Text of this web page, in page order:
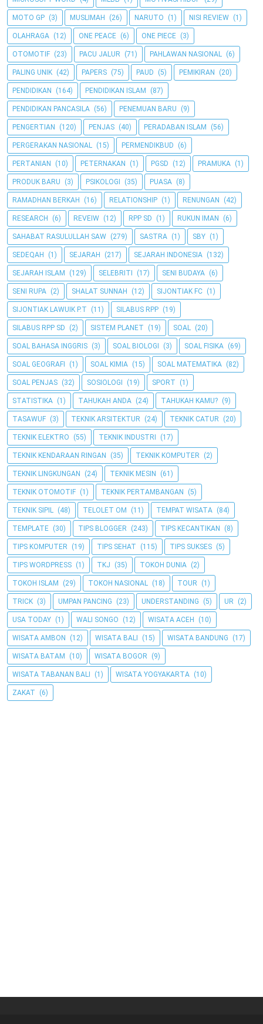
MOTO GP (3) MUSLIMAH (26) NARUTO (1) NISI REVIEW (1)
OLAHRAGA (12) ONE PEACE (6) ONE PIECE (3)
OTOMOTIF (23) PACU JALUR (71) PAHLAWAN NASIONAL (6)
PALING UNIK (42) PAPERS (75) PAUD (5) PEMIKIRAN (20)
PENDIDIKAN (164) PENDIDIKAN ISLAM (87)
PENDIDIKAN PANCASILA (56) PENEMUAN BARU (9)
PENGERTIAN (120) PENJAS (40) PERADABAN ISLAM (56)
PERGERAKAN NASIONAL (15) PERMENDIKBUD (6)
PERTANIAN (10) PETERNAKAN (1) PGSD (12) PRAMUKA (1)
PRODUK BARU (3) PSIKOLOGI (35) PUASA (8)
RAMADHAN BERKAH (16) RELATIONSHIP (1) RENUNGAN (42)
RESEARCH (6) REVEIW (12) RPP SD (1) RUKUN IMAN (6)
SAHABAT RASULULLAH SAW (279) SASTRA (1) SBY (1)
SEDEQAH (1) SEJARAH (217) SEJARAH INDONESIA (132)
SEJARAH ISLAM (129) SELEBRITI (17) SENI BUDAYA (6)
SENI RUPA (2) SHALAT SUNNAH (12) SIJONTIAK FC (1)
SIJONTIAK LAWUIK P.T (11) SILABUS RPP (19)
SILABUS RPP SD (2) SISTEM PLANET (19) SOAL (20)
SOAL BAHASA INGGRIS (3) SOAL BIOLOGI (3) SOAL FISIKA (69)
SOAL GEOGRAFI (1) SOAL KIMIA (15) SOAL MATEMATIKA (82)
SOAL PENJAS (32) SOSIOLOGI (19) SPORT (1)
STATISTIKA (1) TAHUKAH ANDA (24) TAHUKAH KAMU? (9)
TASAWUF (3) TEKNIK ARSITEKTUR (24) TEKNIK CATUR (20)
TEKNIK ELEKTRO (55) TEKNIK INDUSTRI (17)
TEKNIK KENDARAAN RINGAN (35) TEKNIK KOMPUTER (2)
TEKNIK LINGKUNGAN (24) TEKNIK MESIN (61)
TEKNIK OTOMOTIF (1) TEKNIK PERTAMBANGAN (5)
TEKNIK SIPIL (48) TELOLET OM (11) TEMPAT WISATA (84)
TEMPLATE (30) TIPS BLOGGER (243) TIPS KECANTIKAN (8)
TIPS KOMPUTER (19) TIPS SEHAT (115) TIPS SUKSES (5)
TIPS WORDPRESS (1) TKJ (35) TOKOH DUNIA (2)
TOKOH ISLAM (29) TOKOH NASIONAL (18) TOUR (1)
TRICK (3) UMPAN PANCING (23) UNDERSTANDING (5) UR (2)
USA TODAY (1) WALI SONGO (12) WISATA ACEH (10)
WISATA AMBON (12) WISATA BALI (15) WISATA BANDUNG (17)
WISATA BATAM (10) WISATA BOGOR (9)
WISATA TABANAN BALI (1) WISATA YOGYAKARTA (10)
ZAKAT (6)